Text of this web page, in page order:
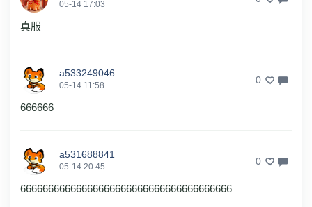
05-14 17:03
真服
a533249046
05-14 11:58 0
666666
a531688841
05-14 20:45 0
66666666666666666666666666666666666666